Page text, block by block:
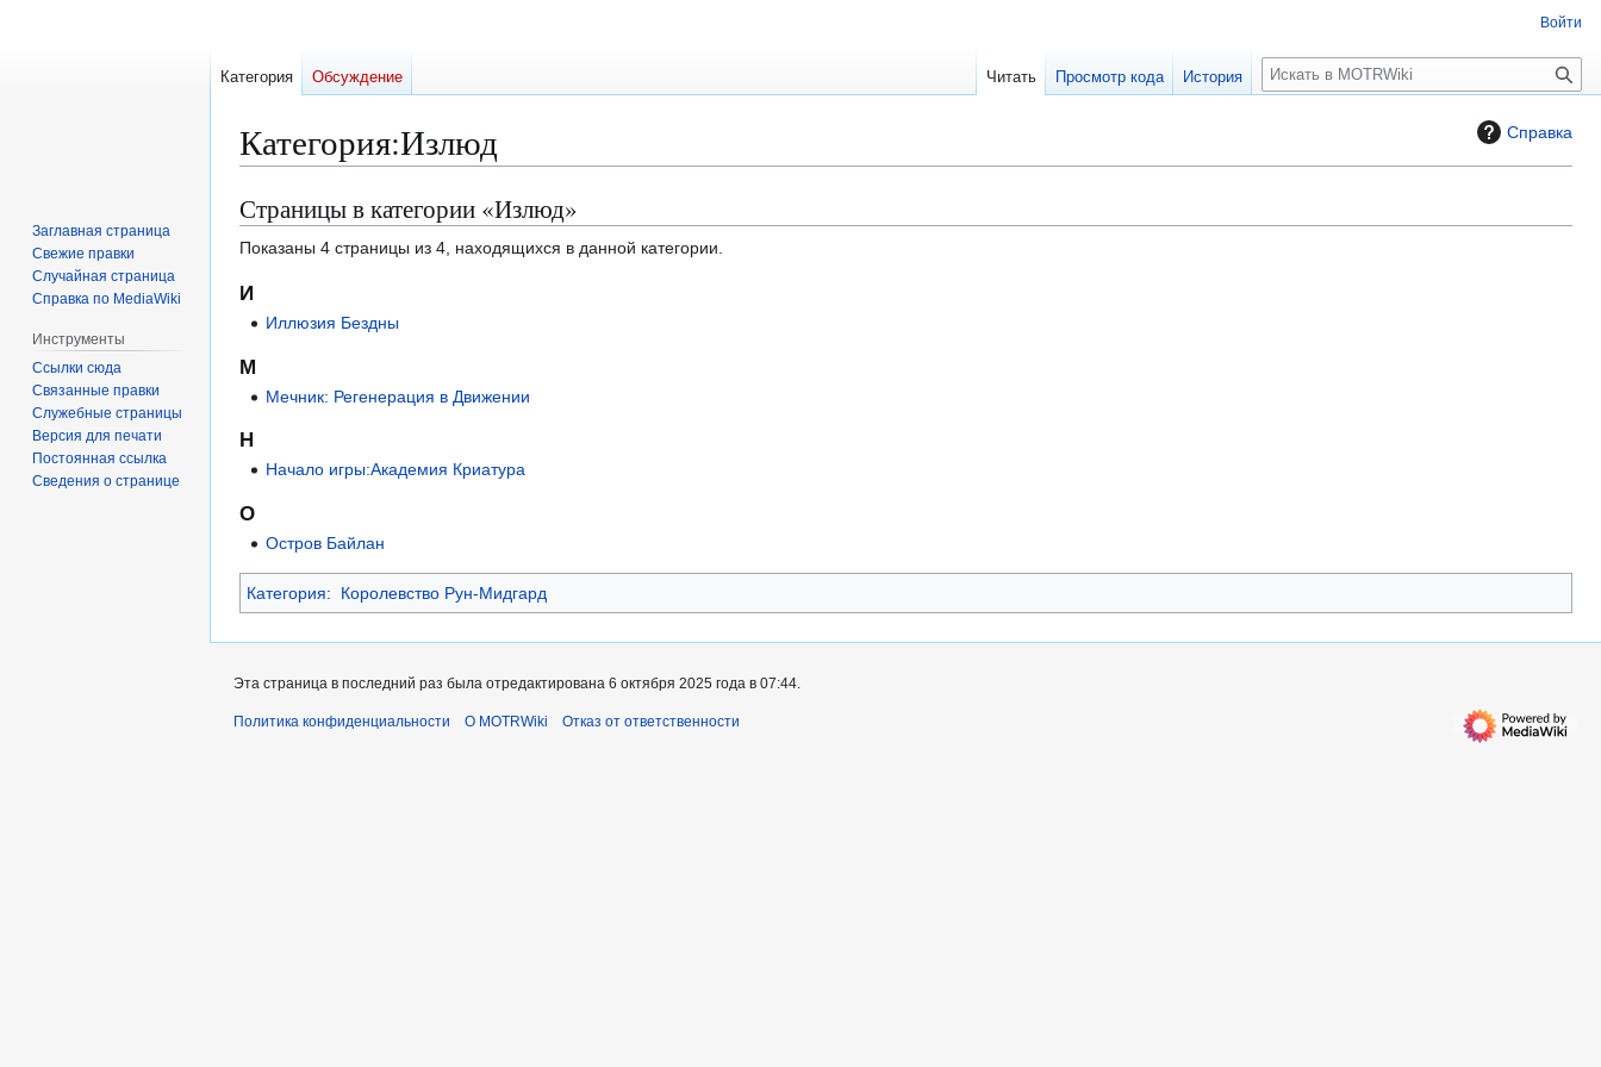
Справка
Категория:Излюд
Перейти
к
навигации
Перейти
к
поиску
Страницы в категории «Излюд»
Показаны 4 страницы из 4, находящихся в данной категории.
И
Иллюзия Бездны
М
Мечник: Регенерация в Движении
Н
Начало игры:Академия Криатура
О
Остров Байлан
Категория: Королевство Рун-Мидгард
Войти
Категория Обсуждение Читать Просмотр кода История
П
о
к
Заглавная страница
Свежие правки
Случайная страница
Справка по MediaWiki
Инструменты
Ссылки сюда
Связанные правки
Служебные страницы
Версия для печати
Постоянная ссылка
Сведения о странице
Эта страница в последний раз была отредактирована 6 октября 2025 года в 07:44.
Политика конфиденциальности О MOTRWiki Отказ от ответственности